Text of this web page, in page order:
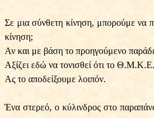
Σε μια σύνθετη κίνηση, μπορούμε να
κίνηση;
Αν και με βάση το προηγούμενο
Αξίζει εδώ να τονισθεί ότι το
Ας το αποδείξουμε λοιπόν.
Ένα στερεό, ο κύλινδρος στο